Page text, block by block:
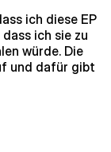
ich diese EP
ich sie zu
würde. Die
und dafür gibt